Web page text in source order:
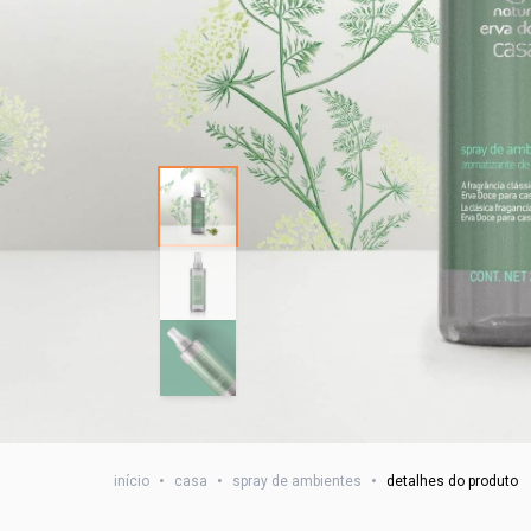
início • casa • spray de ambientes • detalhes do produto